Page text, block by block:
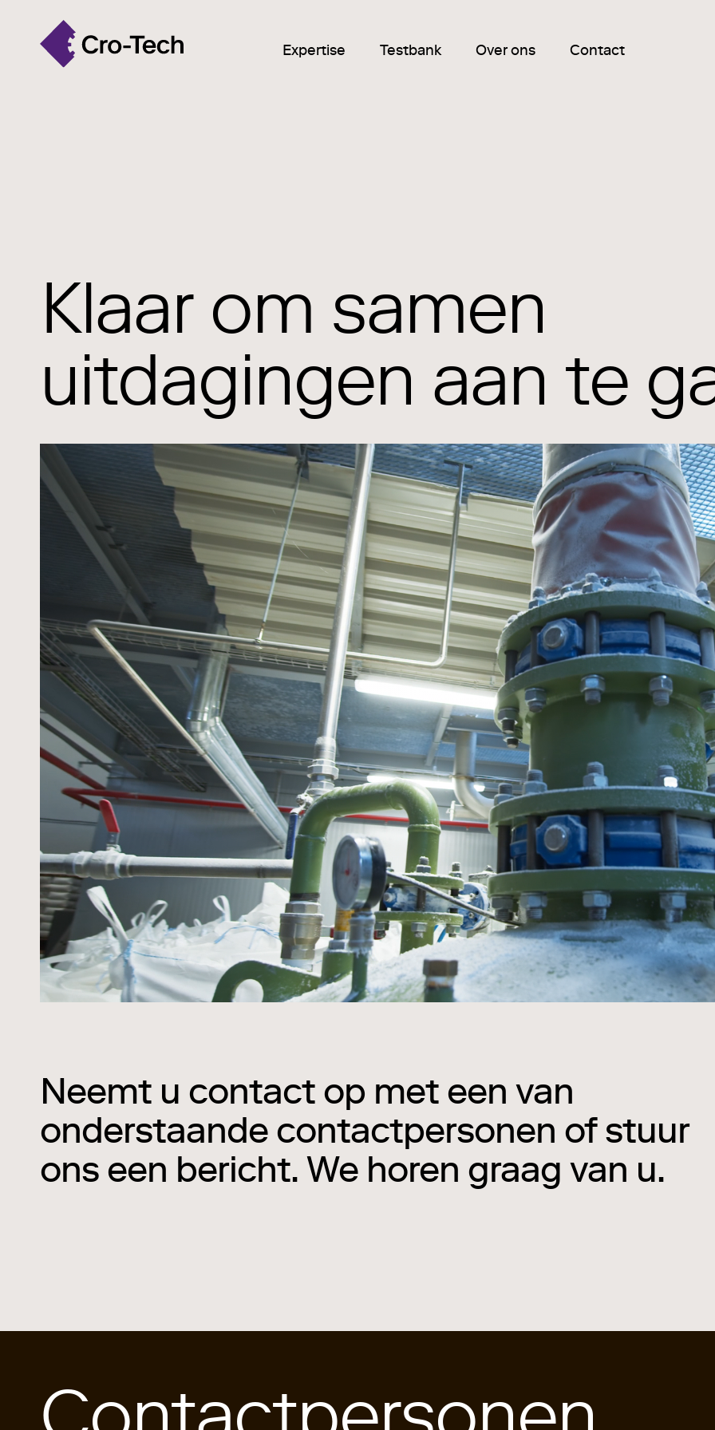
Expertise Testbank Over ons Contact
Klaar om samen
uitdagingen aan te
Neemt u contact op met een van
onderstaande contactpersonen of stuur
ons een bericht. We horen graag van u.